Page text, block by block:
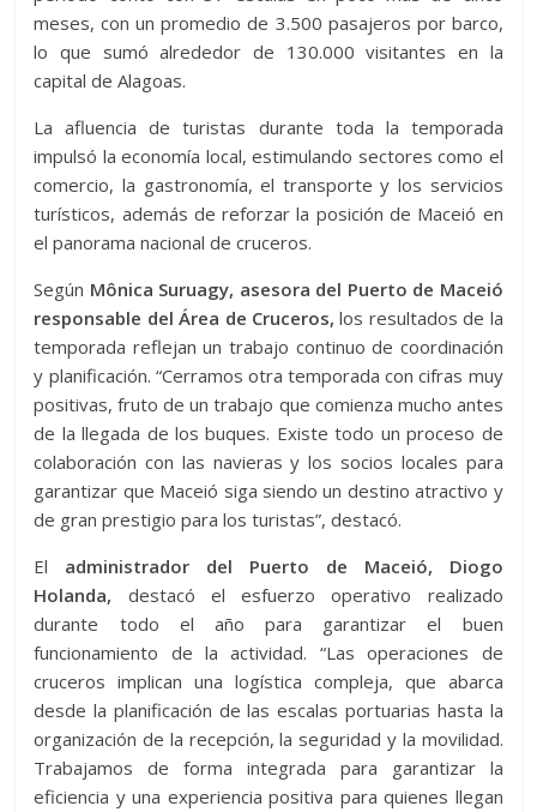
meses, con un promedio de 3.500 pasajeros por barco,
lo que sumó alrededor de 130.000 visitantes en la
capital de Alagoas.
La afluencia de turistas durante toda la temporada
impulsó la economía local, estimulando sectores como el
comercio, la gastronomía, el transporte y los servicios
turísticos, además de reforzar la posición de Maceió en
el panorama nacional de cruceros.
Según Mônica Suruagy, asesora del Puerto de Maceió
responsable del Área de Cruceros, los resultados de la
temporada reflejan un trabajo continuo de coordinación
y planificación. “Cerramos otra temporada con cifras muy
positivas, fruto de un trabajo que comienza mucho antes
de la llegada de los buques. Existe todo un proceso de
colaboración con las navieras y los socios locales para
garantizar que Maceió siga siendo un destino atractivo y
de gran prestigio para los turistas”, destacó.
El administrador del Puerto de Maceió, Diogo
Holanda, destacó el esfuerzo operativo realizado
durante todo el año para garantizar el buen
funcionamiento de la actividad. “Las operaciones de
cruceros implican una logística compleja, que abarca
desde la planificación de las escalas portuarias hasta la
organización de la recepción, la seguridad y la movilidad.
Trabajamos de forma integrada para garantizar la
eficiencia y una experiencia positiva para quienes llegan